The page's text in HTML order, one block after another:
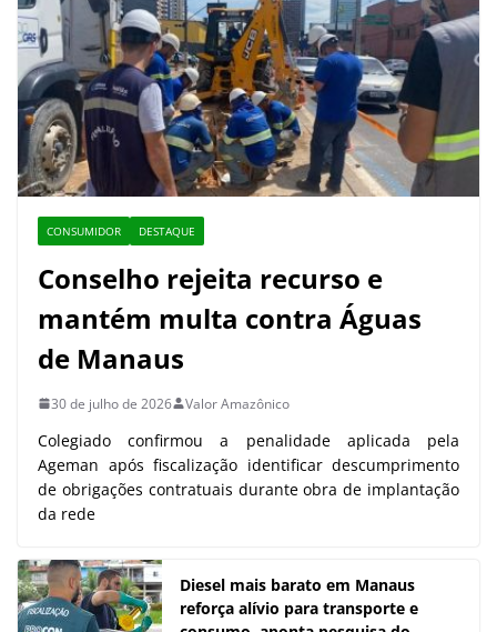
CONSUMIDOR DESTAQUE
Conselho rejeita recurso e
mantém multa contra Águas
de Manaus
30 de julho de 2026 Valor Amazônico
Colegiado confirmou a penalidade aplicada pela
Ageman após fiscalização identificar descumprimento
de obrigações contratuais durante obra de implantação
da rede
Diesel mais barato em Manaus
reforça alívio para transporte e